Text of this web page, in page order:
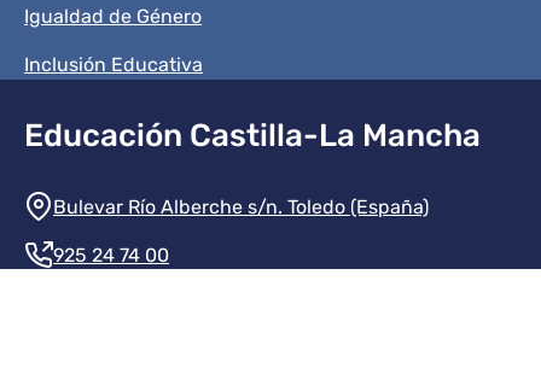
Igualdad de Género
Inclusión Educativa
Educación Castilla-La Mancha
Información de la institución
Bulevar Río Alberche s/n. Toledo (España)
925 24 74 00